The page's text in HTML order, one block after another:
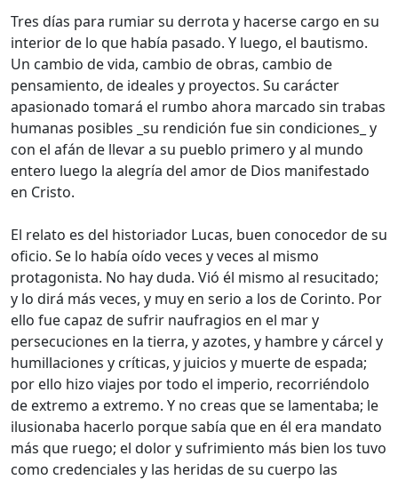
Tres días para rumiar su derrota y hacerse cargo en su
interior de lo que había pasado. Y luego, el bautismo.
Un cambio de vida, cambio de obras, cambio de
pensamiento, de ideales y proyectos. Su carácter
apasionado tomará el rumbo ahora marcado sin trabas
humanas posibles _su rendición fue sin condiciones_ y
con el afán de llevar a su pueblo primero y al mundo
entero luego la alegría del amor de Dios manifestado
en Cristo.
El relato es del historiador Lucas, buen conocedor de su
oficio. Se lo había oído veces y veces al mismo
protagonista. No hay duda. Vió él mismo al resucitado;
y lo dirá más veces, y muy en serio a los de Corinto. Por
ello fue capaz de sufrir naufragios en el mar y
persecuciones en la tierra, y azotes, y hambre y cárcel y
humillaciones y críticas, y juicios y muerte de espada;
por ello hizo viajes por todo el imperio, recorriéndolo
de extremo a extremo. Y no creas que se lamentaba; le
ilusionaba hacerlo porque sabía que en él era mandato
más que ruego; el dolor y sufrimiento más bien los tuvo
como credenciales y las heridas de su cuerpo las